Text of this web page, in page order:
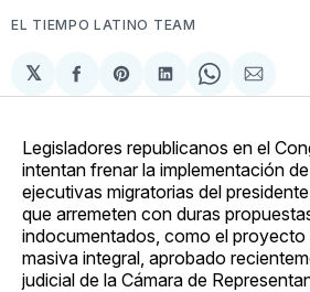
EL TIEMPO LATINO TEAM
𝕏
Compartir
en
Share
on
Compartir
en
Share
on
via
Legisladores republicanos en el
intentan frenar la implementación
ejecutivas migratorias del
que arremeten con duras
indocumentados, como el
masiva integral, aprobado
judicial de la Cámara de